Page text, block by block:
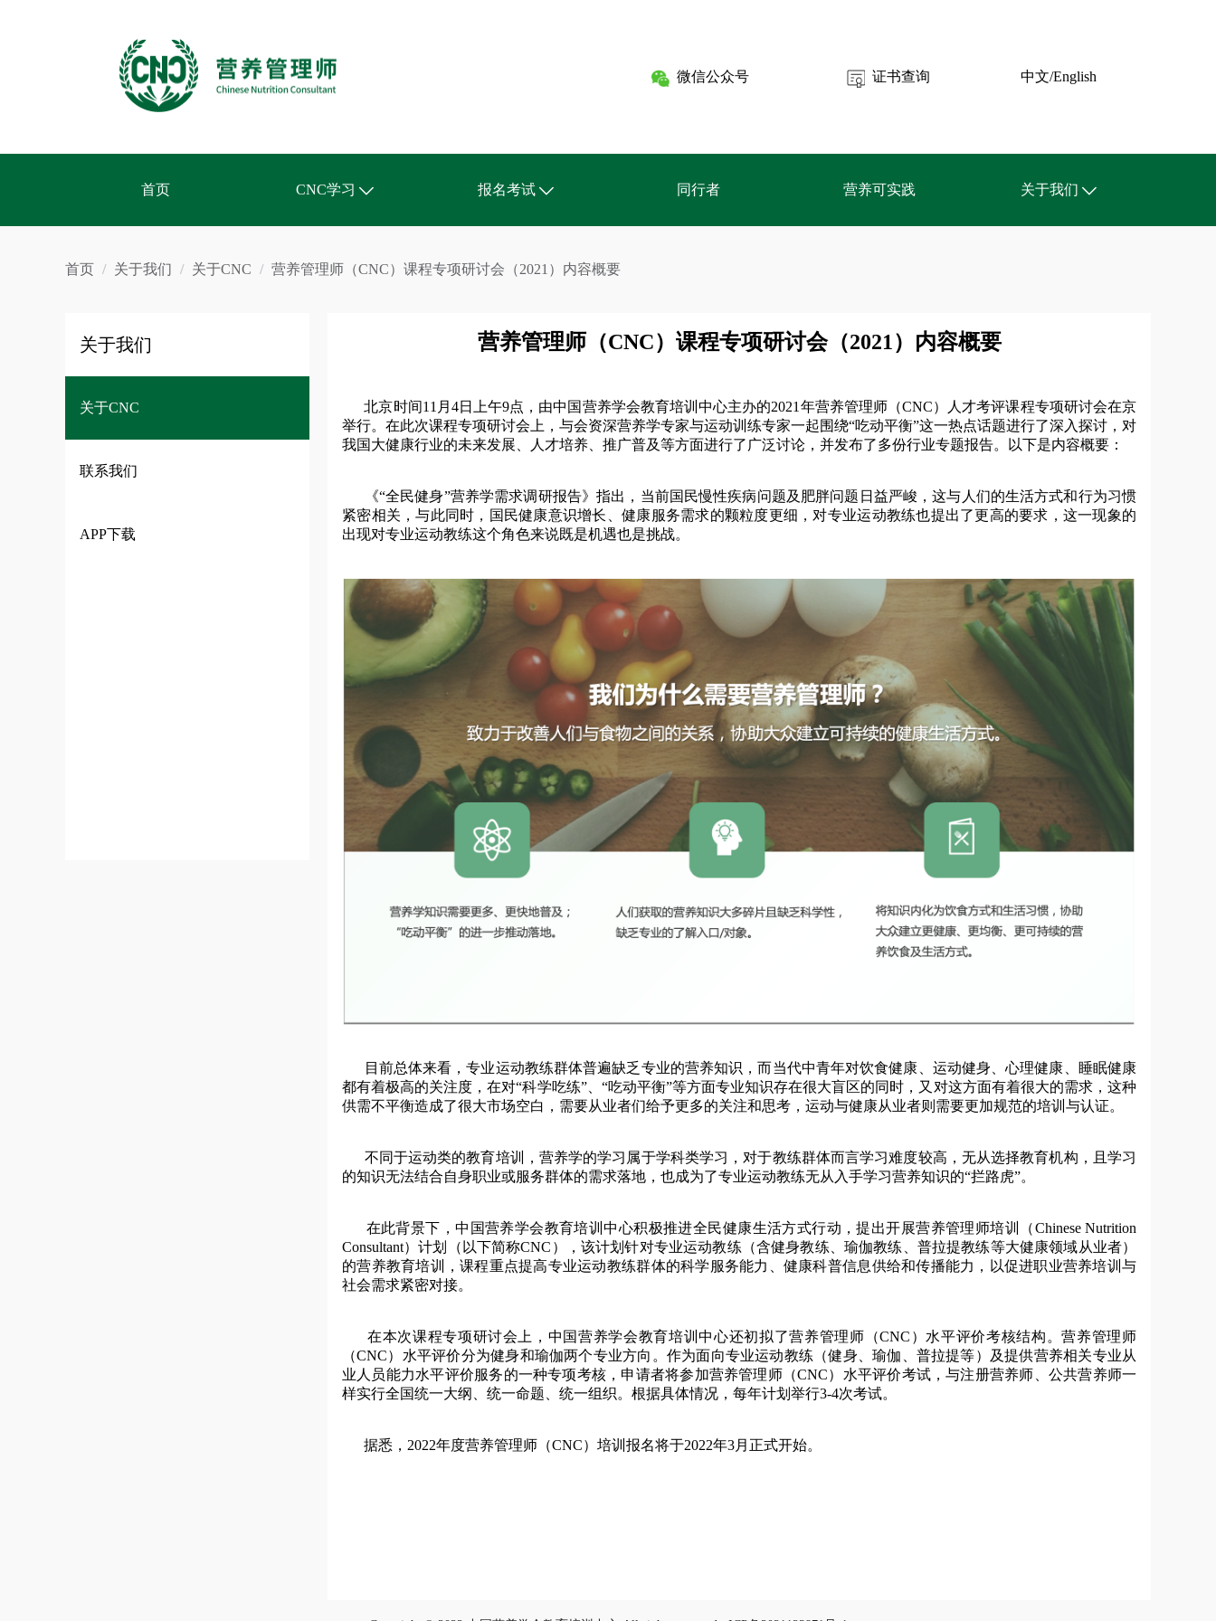
微信公众号 证书查询 中文/English
首页 CNC学习
常见问题
报名考试
报名资格
考试大纲
同行者 营养可实践 关于我们
首页 / 关于我们 / 关于CNC / 营养管理师（CNC）课程专项研讨会（2021）内容概要
关于我们
关于CNC
联系我们
APP下载
营养管理师（CNC）课程专项研讨会（2021）内容概要
北京时间11月4日上午9点，由中国营养学会教育培训中心主办的2021年营养管理师（CNC）人才考评课程专项研讨会在京
举行。在此次课程专项研讨会上，与会资深营养学专家与运动训练专家一起围绕“吃动平衡”这一热点话题进行了深入探讨，对
我国大健康行业的未来发展、人才培养、推广普及等方面进行了广泛讨论，并发布了多份行业专题报告。以下是内容概要：
《“全民健身”营养学需求调研报告》指出，当前国民慢性疾病问题及肥胖问题日益严峻，这与人们的生活方式和行为习惯
紧密相关，与此同时，国民健康意识增长、健康服务需求的颗粒度更细，对专业运动教练也提出了更高的要求，这一现象的
出现对专业运动教练这个角色来说既是机遇也是挑战。
目前总体来看，专业运动教练群体普遍缺乏专业的营养知识，而当代中青年对饮食健康、运动健身、心理健康、睡眠健康
都有着极高的关注度，在对“科学吃练”、“吃动平衡”等方面专业知识存在很大盲区的同时，又对这方面有着很大的需求，这种
供需不平衡造成了很大市场空白，需要从业者们给予更多的关注和思考，运动与健康从业者则需要更加规范的培训与认证。
不同于运动类的教育培训，营养学的学习属于学科类学习，对于教练群体而言学习难度较高，无从选择教育机构，且学习
的知识无法结合自身职业或服务群体的需求落地，也成为了专业运动教练无从入手学习营养知识的“拦路虎”。
在此背景下，中国营养学会教育培训中心积极推进全民健康生活方式行动，提出开展营养管理师培训（Chinese Nutrition
Consultant）计划（以下简称CNC），该计划针对专业运动教练（含健身教练、瑜伽教练、普拉提教练等大健康领域从业者）
的营养教育培训，课程重点提高专业运动教练群体的科学服务能力、健康科普信息供给和传播能力，以促进职业营养培训与
社会需求紧密对接。
在本次课程专项研讨会上，中国营养学会教育培训中心还初拟了营养管理师（CNC）水平评价考核结构。营养管理师
（CNC）水平评价分为健身和瑜伽两个专业方向。作为面向专业运动教练（健身、瑜伽、普拉提等）及提供营养相关专业从
业人员能力水平评价服务的一种专项考核，申请者将参加营养管理师（CNC）水平评价考试，与注册营养师、公共营养师一
样实行全国统一大纲、统一命题、统一组织。根据具体情况，每年计划举行3-4次考试。
据悉，2022年度营养管理师（CNC）培训报名将于2022年3月正式开始。